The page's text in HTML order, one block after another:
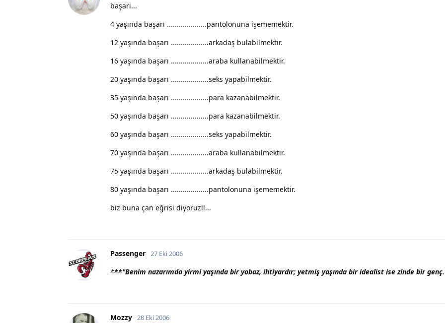
başarı...
4 yaşında başarı ....................pantolonuna işememektir.
12 yaşında başarı ...................arkadaş bulabilmektir.
16 yaşında başarı ...................araba kullanabilmektir.
20 yaşında başarı ...................seks yapabilmektir.
35 yaşında başarı ...................para kazanabilmektir.
50 yaşında başarı ...................para kazanabilmektir.
60 yaşında başarı ...................seks yapabilmektir.
70 yaşında başarı ...................araba kullanabilmektir.
75 yaşında başarı ...................arkadaş bulabilmektir.
80 yaşında başarı ...................pantolonuna işememektir.
biz buna çan eğrisi diyoruz!!...
Passenger 27 Eki 2006
***"Benim nazarımda yirmi yaşında bir yobaz, ihtiyardır; yetmiş yaşında bir idealist ise zinde bir
Mozzy 28 Eki 2006